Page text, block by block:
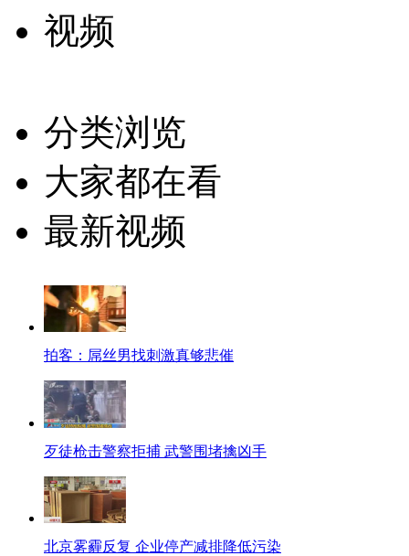
视频
分类浏览
大家都在看
最新视频
拍客：屌丝男找刺激真够悲催
歹徒枪击警察拒捕 武警围堵擒凶手
北京雾霾反复 企业停产减排降低污染